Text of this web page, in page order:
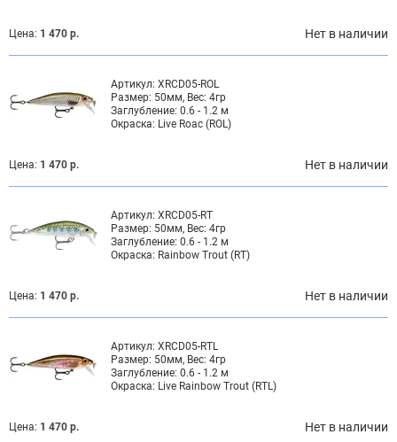
Цена: 1 470 р. Нет в наличии
Артикул: XRCD05-ROL
Размер: 50мм, Вес: 4гр
Заглубление: 0.6 - 1.2 м
Окраска: Live Roac (ROL)
Цена: 1 470 р. Нет в наличии
Артикул: XRCD05-RT
Размер: 50мм, Вес: 4гр
Заглубление: 0.6 - 1.2 м
Окраска: Rainbow Trout (RT)
Цена: 1 470 р. Нет в наличии
Артикул: XRCD05-RTL
Размер: 50мм, Вес: 4гр
Заглубление: 0.6 - 1.2 м
Окраска: Live Rainbow Trout (RTL)
Цена: 1 470 р. Нет в наличии